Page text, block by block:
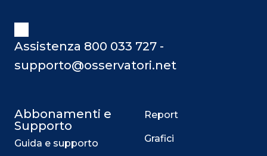
Assistenza 800 033 727 -
supporto@osservatori.net
Abbonamenti e
Supporto
Guida e supporto
Report
Grafici